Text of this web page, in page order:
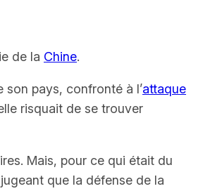
de la Chine.
son pays, confronté à l’attaque
risquait de se trouver
Mais, pour ce qui était du
que la défense de la